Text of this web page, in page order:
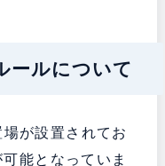
ールについて
が設置されてお
能となっていま